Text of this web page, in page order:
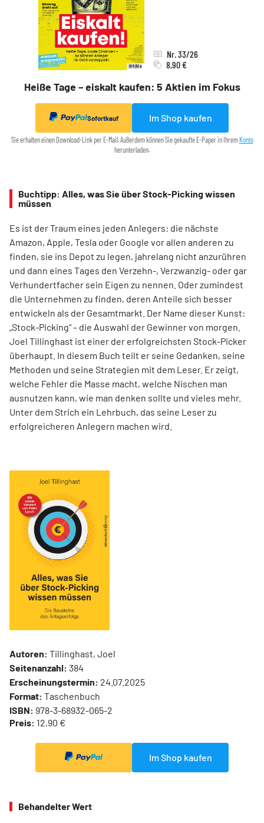
Heiße Tage – eiskalt kaufen: 5 Aktien im Fokus
Nr. 33/26
8,90 €
Sofortkauf Im Shop kaufen
Sie erhalten einen Download-Link per E-Mail. Außerdem können Sie gekaufte E-Paper in Ihrem Konto
herunterladen.
Buchtipp: Alles, was Sie über Stock-Picking wissen
müssen
Es ist der Traum eines jeden Anlegers: die nächste
Amazon, Apple, Tesla oder Google vor allen anderen zu
finden, sie ins Depot zu legen, jahrelang nicht anzurühren
und dann eines Tages den Verzehn-, Verzwanzig- oder gar
Verhundertfacher sein Eigen zu nennen. Oder zumindest
die Unternehmen zu finden, deren Anteile sich besser
entwickeln als der Gesamtmarkt. Der Name dieser Kunst:
„Stock-Picking“ – die Auswahl der Gewinner von morgen.
Joel Tillinghast ist einer der erfolgreichsten Stock-Picker
überhaupt. In diesem Buch teilt er seine Gedanken, seine
Methoden und seine Strategien mit dem Leser. Er zeigt,
welche Fehler die Masse macht, welche Nischen man
ausnutzen kann, wie man denken sollte und vieles mehr.
Unter dem Strich ein Lehrbuch, das seine Leser zu
erfolgreicheren Anlegern machen wird.
Autoren: Tillinghast, Joel
Seitenanzahl: 384
Erscheinungstermin: 24.07.2025
Format: Taschenbuch
ISBN: 978-3-68932-065-2
Preis: 12,90 €
Im Shop kaufen
Behandelter Wert